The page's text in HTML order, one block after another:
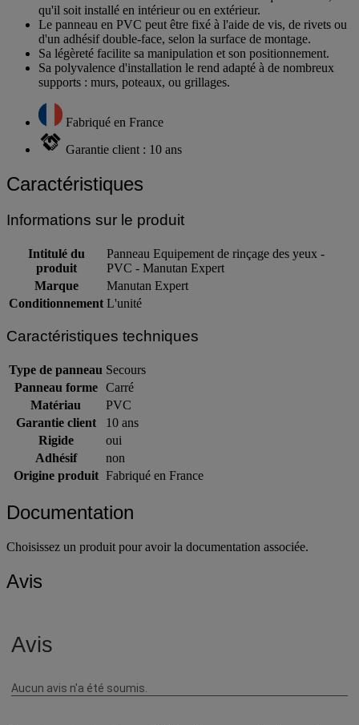
qu'il soit installé en intérieur ou en extérieur.
Le panneau en PVC peut être fixé à l'aide de vis, de rivets ou
d'un adhésif double-face, selon la surface de montage.
Sa légèreté facilite sa manipulation et son positionnement.
Sa polyvalence d'installation le rend adapté à de nombreux
supports : murs, poteaux, ou grillages.
Fabriqué en France
Garantie client : 10 ans
Caractéristiques
Informations sur le produit
Intitulé du
produit
Panneau Equipement de rinçage des yeux -
PVC - Manutan Expert
Marque
Manutan Expert
Conditionnement L'unité
Caractéristiques techniques
Type de panneau Secours
Panneau forme
Carré
Matériau
PVC
Garantie client
10 ans
Rigide
oui
Adhésif
non
Origine produit Fabriqué en France
Documentation
Choisissez un produit pour avoir la documentation associée.
Avis